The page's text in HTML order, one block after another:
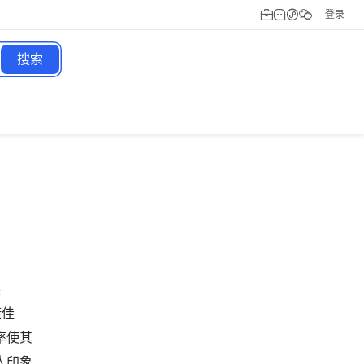
登录
搜索
使其